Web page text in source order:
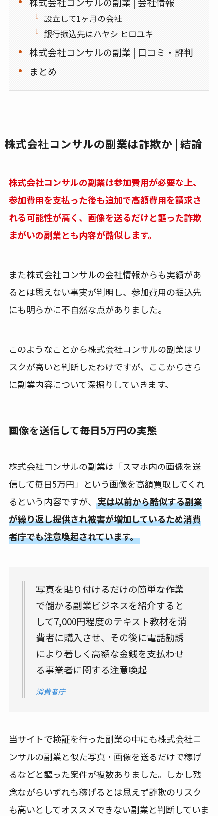
設立して1ヶ月の会社
銀行振込先はハヤシ ヒロユキ
株式会社コンサルの副業 | 口コミ・評判
まとめ
株式会社コンサルの副業は詐欺か | 結論
株式会社コンサルの副業は参加費用が必要な上、
参加費用を支払った後も追加で高額費用を請求さ
れる可能性が高く、画像を送るだけと謳った詐欺
まがいの副業とも内容が酷似します。
また株式会社コンサルの会社情報からも実績があ
るとは思えない事実が判明し、参加費用の振込先
にも明らかに不自然な点がありました。
このようなことから株式会社コンサルの副業はリ
スクが高いと判断したわけですが、ここからさら
に副業内容について深掘りしていきます。
画像を送信して毎日5万円の実態
株式会社コンサルの副業は「スマホ内の画像を送
信して毎日5万円」という画像を高額買取してくれ
るという内容ですが、 実は以前から酷似する副業
が繰り返し提供され被害が増加しているため消費
者庁でも注意喚起されています。
写真を貼り付けるだけの簡単な作業
で儲かる副業ビジネスを紹介すると
して7,000円程度のテキスト教材を消
費者に購入させ、その後に電話勧誘
により著しく高額な金銭を支払わせ
る事業者に関する注意喚起
消費者庁
当サイトで検証を行った副業の中にも株式会社コ
ンサルの副業と似た写真・画像を送るだけで稼げ
るなどと謳った案件が複数ありました。しかし残
念ながらいずれも稼げるとは思えず詐欺のリスク
も高いとしてオススメできない副業と判断していま